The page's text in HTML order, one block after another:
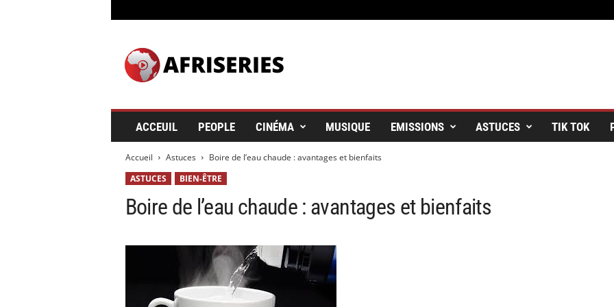
ACCEUIL PEOPLE CINÉMA MUSIQUE EMISSIONS ASTUCES TIK TOK
Accueil Astuces
Boire de l’eau chaude : avantages et bienfaits
ASTUCES
BIEN-ÊTRE
Boire de l’eau chaude : avantages et bienfaits